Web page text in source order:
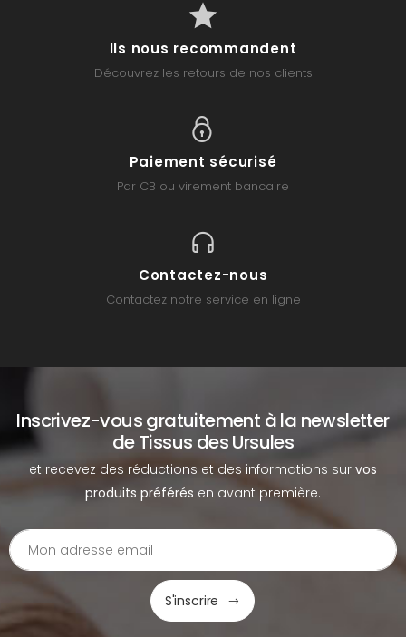
Ils nous recommandent
Découvrez les retours de nos clients
Paiement sécurisé
Par CB ou virement bancaire
Contactez-nous
Contactez notre service en ligne
Inscrivez-vous gratuitement à la newsletter
de Tissus des Ursules
et recevez des réductions et des informations sur vos
produits préférés en avant première.
S'inscrire